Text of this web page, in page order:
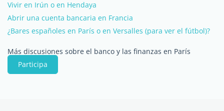
Vivir en Irún o en Hendaya
Abrir una cuenta bancaria en Francia
¿Bares españoles en París o en Versalles (para ver el fútbol)?
Más discusiones sobre el banco y las finanzas en París
Participa